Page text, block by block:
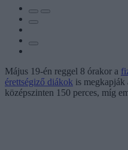
Május 19-én reggel 8 órakor a
érettségiző diákok is megkapják
középszinten 150 perces, míg